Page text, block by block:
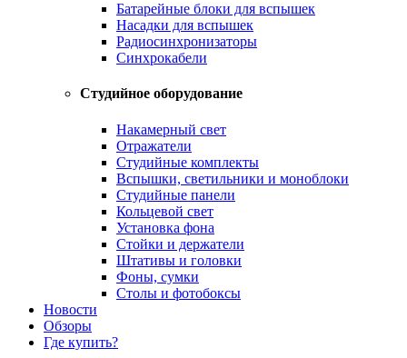
Батарейные блоки для вспышек
Насадки для вспышек
Радиосинхронизаторы
Синхрокабели
Студийное оборудование
Накамерный свет
Отражатели
Студийные комплекты
Вспышки, светильники и моноблоки
Студийные панели
Кольцевой свет
Установка фона
Стойки и держатели
Штативы и головки
Фоны, сумки
Столы и фотобоксы
Новости
Обзоры
Где купить?